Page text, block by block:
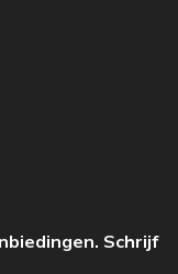
Schrijf